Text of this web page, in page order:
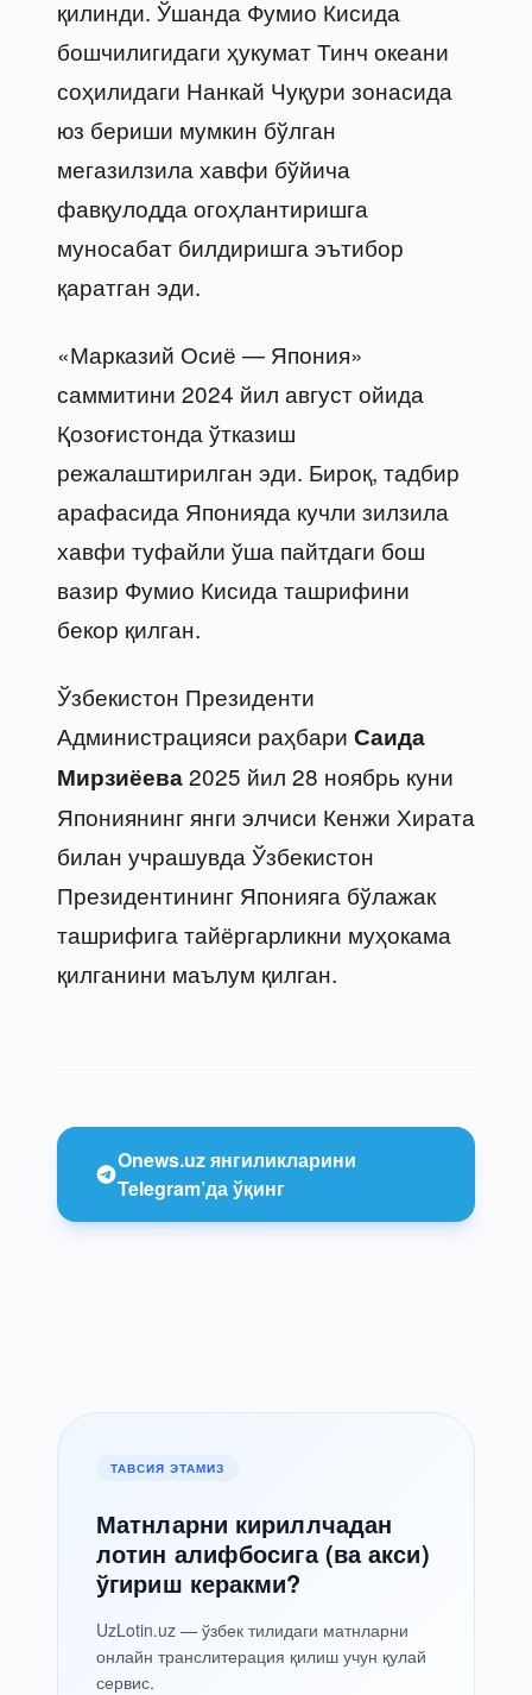
қилинди. Ўшанда Фумио Кисида
бошчилигидаги ҳукумат Тинч океани
соҳилидаги Нанкай Чуқури зонасида
юз бериши мумкин бўлган
мегазилзила хавфи бўйича
фавқулодда огоҳлантиришга
муносабат билдиришга эътибор
қаратган эди.
«Марказий Осиё — Япония»
саммитини 2024 йил август ойида
Қозоғистонда ўтказиш
режалаштирилган эди. Бироқ, тадбир
арафасида Японияда кучли зилзила
хавфи туфайли ўша пайтдаги бош
вазир Фумио Кисида ташрифини
бекор қилган.
Ўзбекистон Президенти
Администрацияси раҳбари Саида
Мирзиёева2025 йил 28 ноябрь куни
Япониянинг янги элчиси Кенжи Хирата
билан учрашувда Ўзбекистон
Президентининг Японияга бўлажак
ташрифига тайёргарликни муҳокама
қилганини маълум қилган.
Onews.uz янгиликларини
Telegram’да ўқинг
ТАВСИЯ ЭТАМИЗ
Матнларни кириллчадан
лотин алифбосига (ва акси)
ўгириш керакми?
UzLotin.uz — ўзбек тилидаги матнларни
онлайн транслитерация қилиш учун қулай
сервис.